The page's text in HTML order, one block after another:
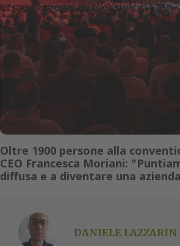
Oltre 1900 persone alla
CEO Francesca Moriani:
diffusa e a diventare una
DANIELE LAZZARIN